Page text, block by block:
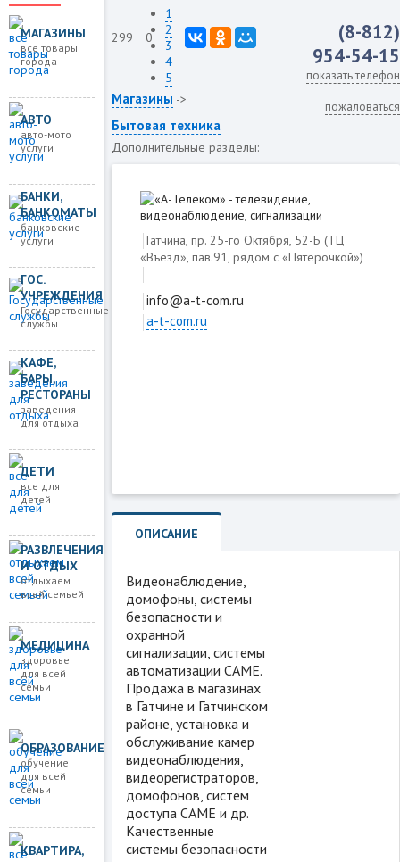
МАГАЗИНЫ
все товары
города
АВТО
авто-мото
услуги
БАНКИ,
БАНКОМАТЫ
банковские
услуги
ГОС.
УЧРЕЖДЕНИЯ
Государственные
службы
КАФЕ,
БАРЫ,
РЕСТОРАНЫ
заведения
для отдыха
ДЕТИ
все для
детей
РАЗВЛЕЧЕНИЯ
И ОТДЫХ
отдыхаем
всей семьей
МЕДИЦИНА
здоровье
для всей
семьи
ОБРАЗОВАНИЕ
обучение
для всей
семьи
КВАРТИРА,
299 0
1
2
3
4
5
Магазины ->
Бытовая техника
Дополнительные разделы:
(8-812)
954-54-15
показать телефон
пожаловаться
Гатчина, пр. 25-го Октября, 52-Б (ТЦ
«Въезд», пав.91, рядом с «Пятeрочкой»)
info@a-t-com.ru
a-t-com.ru
ОПИСАНИЕ
Видеонаблюдение,
домофоны, системы
безопасности и
охранной
сигнализации, системы
автоматизации CAME.
Продажа в магазинах
в Гатчине и Гатчинском
районе, установка и
обслуживание камер
видеонаблюдения,
видеорегистраторов,
домофонов, систем
доступа CAME и др.
Качественные
системы безопасности